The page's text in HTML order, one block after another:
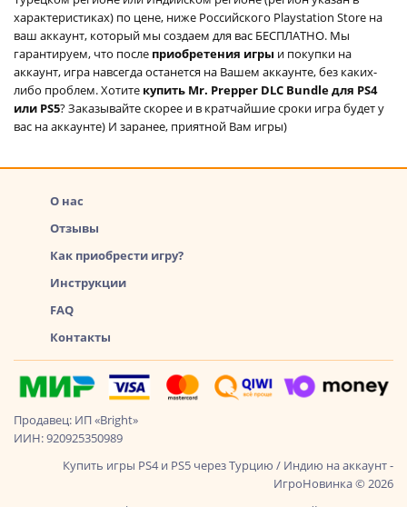
характеристиках) по цене, ниже Российского Playstation Store на
ваш аккаунт, который мы создаем для вас БЕСПЛАТНО. Мы
гарантируем, что после приобретения игры и покупки на
аккаунт, игра навсегда останется на Вашем аккаунте, без каких-
либо проблем. Хотите купить Mr. Prepper DLC Bundle для PS4
или PS5? Заказывайте скорее и в кратчайшие сроки игра будет у
вас на аккаунте) И заранее, приятной Вам игры)
О нас
Отзывы
Как приобрести игру?
Инструкции
FAQ
Контакты
Продавец: ИП «Bright»
ИИН: 920925350989
Купить игры PS4 и PS5 через Турцию / Индию на аккаунт -
ИгроНовинка © 2026